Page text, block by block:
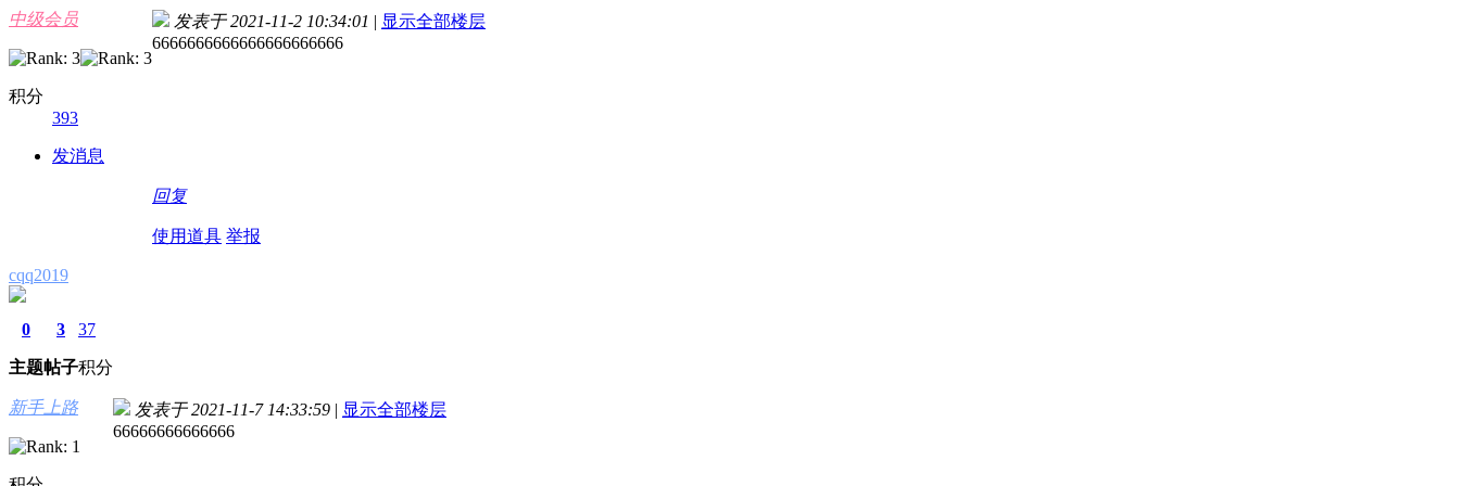
中级会员
积分
393
发消息
发表于 2021-11-2 10:34:01 | 显示全部楼层
6666666666666666666666
回复
使用道具 举报
cqq2019
0
主题
3
帖子
37
积分
新手上路 发表于 2021-11-7 14:33:59 | 显示全部楼层
66666666666666